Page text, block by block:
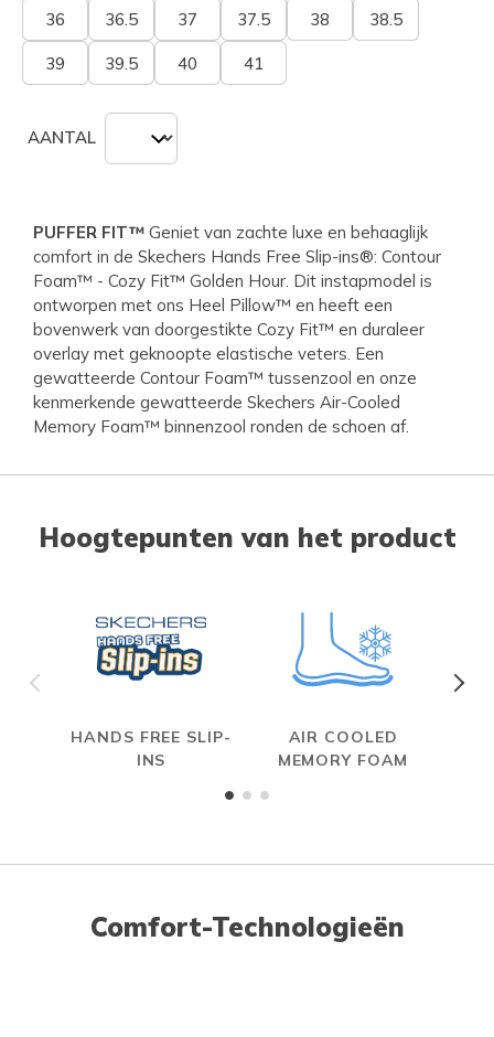
36 36.5 37 37.5 38 38.5
39 39.5 40 41
AANTAL
PUFFER FIT™ Geniet van zachte luxe en behaaglijk
comfort in de Skechers Hands Free Slip-ins®: Contour
Foam™ - Cozy Fit™ Golden Hour. Dit instapmodel is
ontworpen met ons Heel Pillow™ en heeft een
bovenwerk van doorgestikte Cozy Fit™ en duraleer
overlay met geknoopte elastische veters. Een
gewatteerde Contour Foam™ tussenzool en onze
kenmerkende gewatteerde Skechers Air-Cooled
Memory Foam™ binnenzool ronden de schoen af.
Hoogtepunten van het product
HANDS FREE SLIP-
INS
AIR COOLED
MEMORY FOAM
Comfort-Technologieën